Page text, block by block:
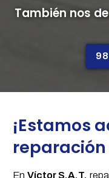
También nos
¡Estamos
reparación
En Víctor S.A.T.